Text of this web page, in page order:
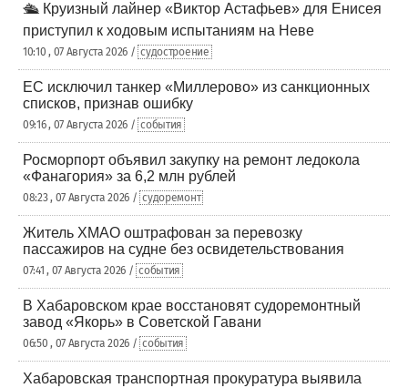
🛳️ Круизный лайнер «Виктор Астафьев» для Енисея
приступил к ходовым испытаниям на Неве
10:10 , 07 Августа 2026 / судостроение
ЕС исключил танкер «Миллерово» из санкционных
списков, признав ошибку
09:16 , 07 Августа 2026 / события
Росморпорт объявил закупку на ремонт ледокола
«Фанагория» за 6,2 млн рублей
08:23 , 07 Августа 2026 / судоремонт
Житель ХМАО оштрафован за перевозку
пассажиров на судне без освидетельствования
07:41 , 07 Августа 2026 / события
В Хабаровском крае восстановят судоремонтный
завод «Якорь» в Советской Гавани
06:50 , 07 Августа 2026 / события
Хабаровская транспортная прокуратура выявила